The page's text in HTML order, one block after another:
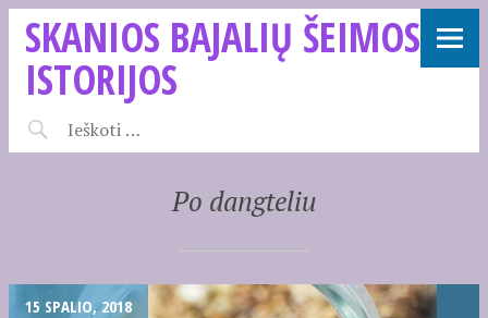
SKANIOS BAJALIŲ ŠEIMOS
ISTORIJOS
Po dangteliu
15 SPALIO, 2018